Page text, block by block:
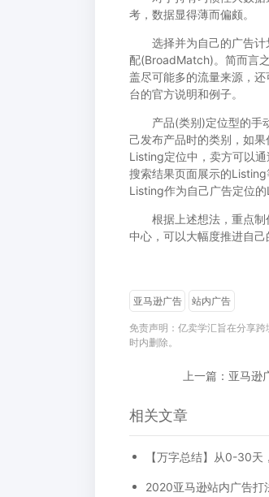
考，数据显得薄而偏颇。
选择并为自己的广告计
配(BroadMatch)。简而言
盖尽可能多的流量来源，
台的官方说明和例子。
产品(类别)定位型的手动
己发布产品时的类别，如
Listing定位中，卖方可以
搜索结果页面展示的
Listing作为自己广告定位
根据上述想法，重点制
中心，可以大幅度推进自
亚马逊广告 站内广告
免责声明：亿卖学汇旨在分享
时内删除。
上一篇：亚马逊
相关文章
2020亚马逊站内广告打